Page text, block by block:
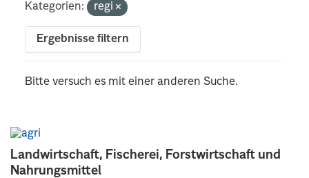
Landwirtschaft, Fischerei, Forstwirtschaft und
Nahrungsmittel
Kategorien:
regi
Ergebnisse filtern
Bitte versuch es mit einer anderen Suche.